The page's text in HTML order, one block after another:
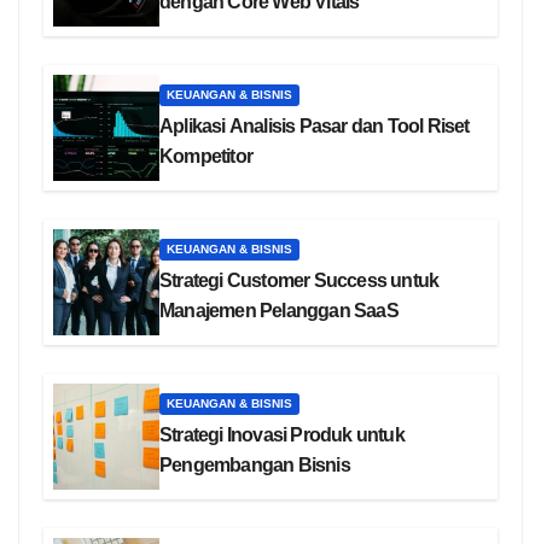
KEUANGAN & BISNIS
Aplikasi Analisis Pasar dan Tool Riset
Kompetitor
KEUANGAN & BISNIS
Strategi Customer Success untuk
Manajemen Pelanggan SaaS
KEUANGAN & BISNIS
Strategi Inovasi Produk untuk
Pengembangan Bisnis